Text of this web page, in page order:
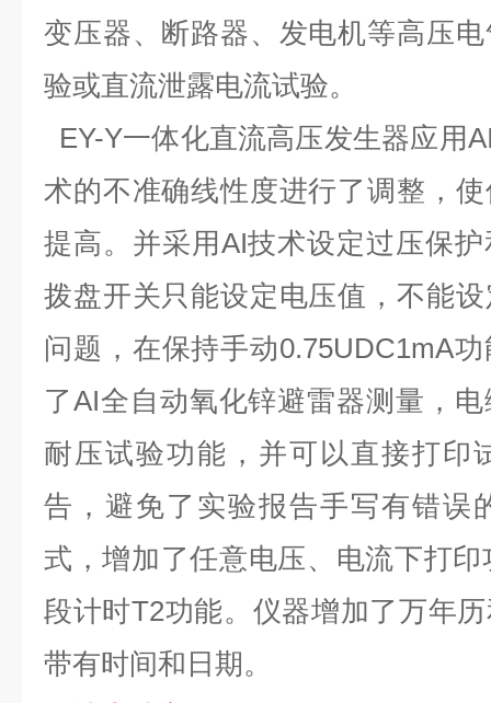
变压器、断路器、发电机等高压
验或直流泄露电流试验。
EY-Y一体化直流高压发生器应用
术的不准确线性度进行了调整，
提高。并采用AI技术设定过压保
拨盘开关只能设定电压值，不能
问题，在保持手动0.75UDC1mA功
了AI全自动氧化锌避雷器测量，
耐压试验功能，并可以直接打印
告，避免了实验报告手写有错误
式，增加了任意电压、电流下打
段计时T2功能。仪器增加了万年
带有时间和日期。